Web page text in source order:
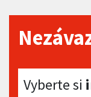
Vyberte si
Vyberte si